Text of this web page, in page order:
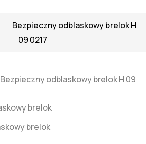
Bezpieczny odblaskowy brelok H
09 0217
Bezpieczny odblaskowy brelok H 09